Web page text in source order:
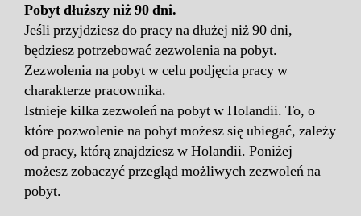
Pobyt dłuższy niż 90 dni.
Jeśli przyjdziesz do pracy na dłużej niż 90 dni,
będziesz potrzebować zezwolenia na pobyt.
Zezwolenia na pobyt w celu podjęcia pracy w
charakterze pracownika.
Istnieje kilka zezwoleń na pobyt w Holandii. To, o
które pozwolenie na pobyt możesz się ubiegać, zależy
od pracy, którą znajdziesz w Holandii. Poniżej
możesz zobaczyć przegląd możliwych zezwoleń na
pobyt.